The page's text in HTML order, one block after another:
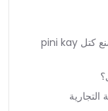
ماكينة ضغط نشارة الخشب بمحرك ديزل لصنع كتل pini kay